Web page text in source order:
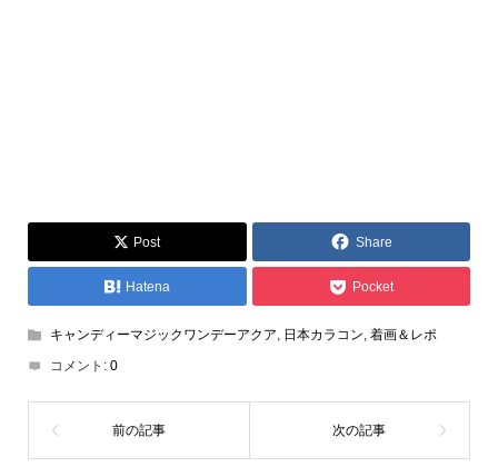
Post Share
Hatena Pocket
キャンディーマジックワンデーアクア, 日本カラコン, 着画＆レポ
コメント: 0